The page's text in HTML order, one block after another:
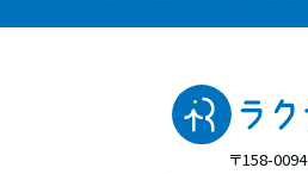
〒158-0094